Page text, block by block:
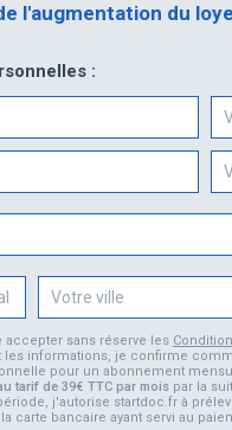
l'augmentation du
:
accepter sans réserve les
les informations, je confirme
pour un abonnement
tarif de 39€ TTC par mois par la
j'autorise startdoc.fr à
carte bancaire ayant servi au